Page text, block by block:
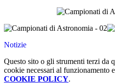
Notizie
Questo sito o gli strumenti terzi da
cookie necessari al funzionamento
COOKIE POLICY.